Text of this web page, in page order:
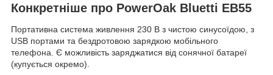
Конкретніше про PowerOak Bluetti EB55
Портативна система живлення 230 В з чистою синусоїдою, з
USB портами та бездротовою зарядкою мобільного
телефона. Є можливість заряджатися від сонячної батареї
(купується окремо).